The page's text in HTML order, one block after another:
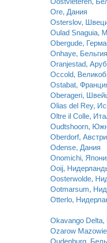
Ore, Дания
Osterslov,
Oulad Snaguia,
Obergude,
Onhaye, Бельгия
Oranjestad,
Occold,
Ostabat,
Oberageri,
Olias del Rey,
Oltre il Colle,
Oudtshoorn,
Oberdorf,
Odense, Дания
Onomichi,
Ooij,
Oosterwolde,
Ootmarsum,
Otterlo,
Okavango Delta,
Ozarow
Oudenburg,